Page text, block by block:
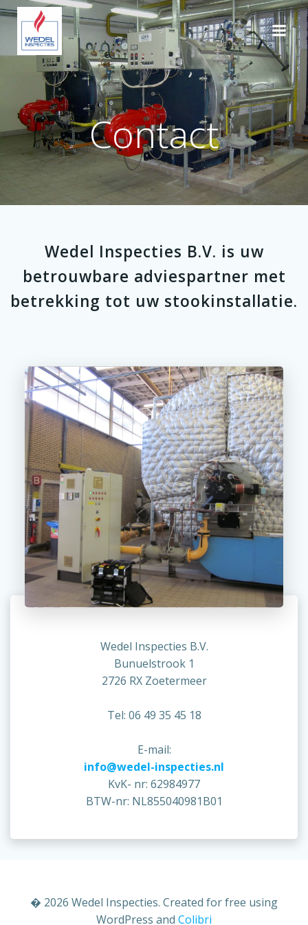
Ga
naar
inhoud
Contact
Wedel Inspecties B.V. is uw
betrouwbare adviespartner met
betrekking tot uw stookinstallatie.
Wedel Inspecties B.V.
Bunuelstrook 1
2726 RX Zoetermeer
Tel: 06 49 35 45 18
E-mail:
info@wedel-inspecties.nl
KvK- nr: 62984977
BTW-nr: NL855040981B01
� 2026 Wedel Inspecties. Created for free using
WordPress and Colibri